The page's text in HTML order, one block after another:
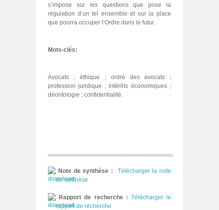
s’impose sur les questions que pose la
régulation d’un tel ensemble et sur la place
que pourra occuper l’Ordre dans le futur.
Mots-clés:
Avocats ; éthique ; ordre des avocats ;
profession juridique ; intérêts économiques ;
déontologie ; confidentialité.
Note de synthèse :
Télécharger la note
de synthèse
Rapport de recherche : Télécharger le
rapport de recherche